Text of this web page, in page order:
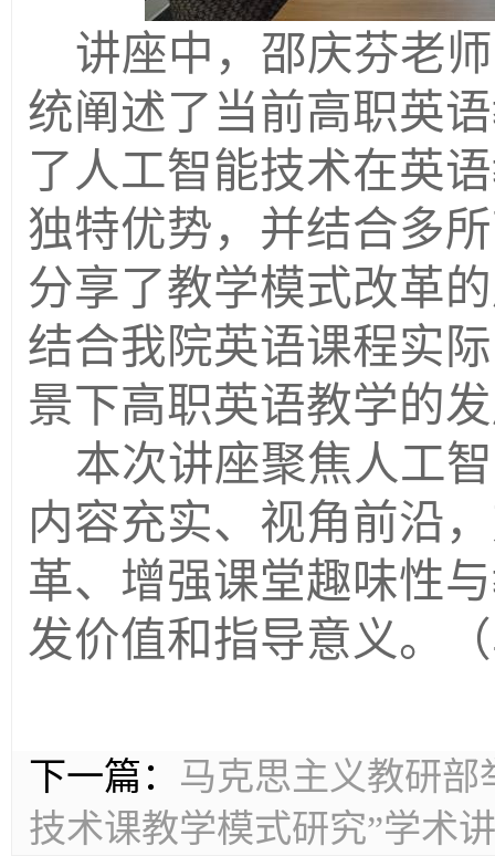
讲座中，邵庆芬老
统阐述了当前高职英
了人工智能技术在英
独特优势，并结合多
分享了教学模式改革
结合我院英语课程实
景下高职英语教学的
本次讲座聚焦人工
内容充实、视角前沿
革、增强课堂趣味性
发价值和指导意义。
下一篇： 马克思主义教研部
技术课教学模式研究”学术